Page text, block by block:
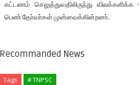
கட்டணம் செலுத்துவதிலிருந்து
பெண் தோ்வா்கள் முன்வைக்கின்றனா்.
Recommanded News
Tags # TNPSC